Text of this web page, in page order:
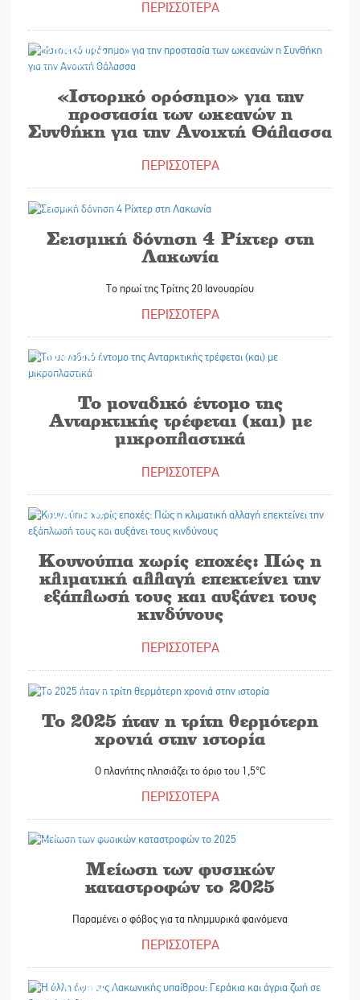
ΠΕΡΙΣΣΟΤΕΡΑ
20/01/2026
«Ιστορικό ορόσημο» για την
προστασία των ωκεανών η
Συνθήκη για την Ανοιχτή Θάλασσα
ΠΕΡΙΣΣΟΤΕΡΑ
Σεισμική δόνηση 4 Ρίχτερ στη
Λακωνία
Το πρωί της Τρίτης 20 Ιανουαρίου
ΠΕΡΙΣΣΟΤΕΡΑ
19/01/2026
Το μοναδικό έντομο της
Ανταρκτικής τρέφεται (και) με
μικροπλαστικά
ΠΕΡΙΣΣΟΤΕΡΑ
16/01/2026
Κουνούπια χωρίς εποχές: Πώς η
κλιματική αλλαγή επεκτείνει την
εξάπλωσή τους και αυξάνει τους
κινδύνους
ΠΕΡΙΣΣΟΤΕΡΑ
Το 2025 ήταν η τρίτη θερμότερη
χρονιά στην ιστορία
Ο πλανήτης πλησιάζει το όριο του 1,5°C
ΠΕΡΙΣΣΟΤΕΡΑ
Μείωση των φυσικών
καταστροφών το 2025
Παραμένει ο φόβος για τα πλημμυρικά φαινόμενα
ΠΕΡΙΣΣΟΤΕΡΑ
12/01/2026